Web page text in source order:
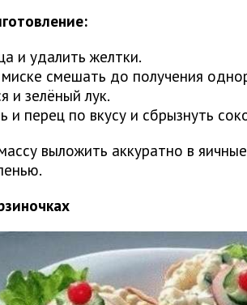
и удалить желтки.
смешать до получения
и зелёный лук.
и перец по вкусу и сбрызнуть
выложить аккуратно в